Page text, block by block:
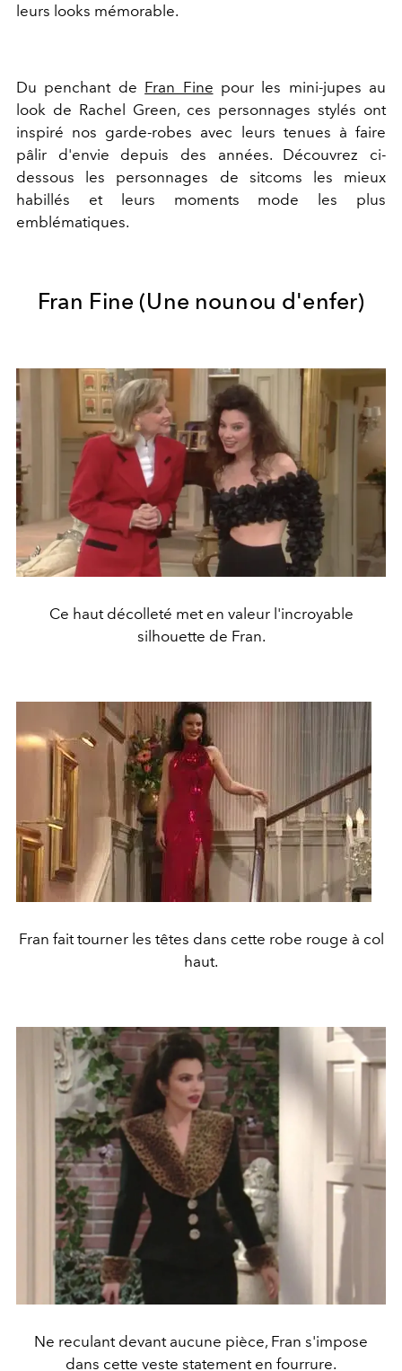
leurs looks mémorable.
Du penchant de Fran Fine pour les mini-jupes au
look de Rachel Green, ces personnages stylés ont
inspiré nos garde-robes avec leurs tenues à faire
pâlir d'envie depuis des années. Découvrez ci-
dessous les personnages de sitcoms les mieux
habillés et leurs moments mode les plus
emblématiques.
Fran Fine (Une nounou d'enfer)
Ce haut décolleté met en valeur l'incroyable
silhouette de Fran.
Fran fait tourner les têtes dans cette robe rouge à col
haut.
Ne reculant devant aucune pièce, Fran s'impose
dans cette veste statement en fourrure.